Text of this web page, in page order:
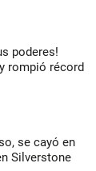
poderes!
rompió récord
se cayó en
Silverstone